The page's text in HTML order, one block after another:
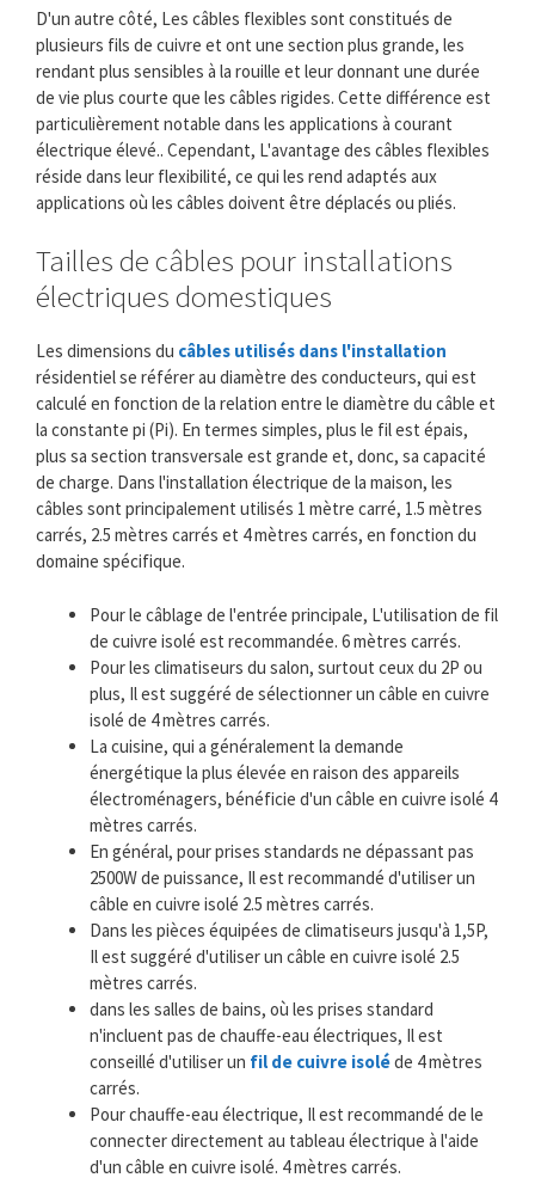
D'un autre côté, Les câbles flexibles sont constitués de
plusieurs fils de cuivre et ont une section plus grande, les
rendant plus sensibles à la rouille et leur donnant une durée
de vie plus courte que les câbles rigides. Cette différence est
particulièrement notable dans les applications à courant
électrique élevé.. Cependant, L'avantage des câbles flexibles
réside dans leur flexibilité, ce qui les rend adaptés aux
applications où les câbles doivent être déplacés ou pliés.
Tailles de câbles pour installations
électriques domestiques
Les dimensions du câbles utilisés dans l'installation
résidentiel se référer au diamètre des conducteurs, qui est
calculé en fonction de la relation entre le diamètre du câble et
la constante pi (Pi). En termes simples, plus le fil est épais,
plus sa section transversale est grande et, donc, sa capacité
de charge. Dans l'installation électrique de la maison, les
câbles sont principalement utilisés 1 mètre carré, 1.5 mètres
carrés, 2.5 mètres carrés et 4 mètres carrés, en fonction du
domaine spécifique.
Pour le câblage de l'entrée principale, L'utilisation de fil
de cuivre isolé est recommandée. 6 mètres carrés.
Pour les climatiseurs du salon, surtout ceux du 2P ou
plus, Il est suggéré de sélectionner un câble en cuivre
isolé de 4 mètres carrés.
La cuisine, qui a généralement la demande
énergétique la plus élevée en raison des appareils
électroménagers, bénéficie d'un câble en cuivre isolé 4
mètres carrés.
En général, pour prises standards ne dépassant pas
2500W de puissance, Il est recommandé d'utiliser un
câble en cuivre isolé 2.5 mètres carrés.
Dans les pièces équipées de climatiseurs jusqu'à 1,5P,
Il est suggéré d'utiliser un câble en cuivre isolé 2.5
mètres carrés.
dans les salles de bains, où les prises standard
n'incluent pas de chauffe-eau électriques, Il est
conseillé d'utiliser un fil de cuivre isoléde 4 mètres
carrés.
Pour chauffe-eau électrique, Il est recommandé de le
connecter directement au tableau électrique à l'aide
d'un câble en cuivre isolé. 4 mètres carrés.